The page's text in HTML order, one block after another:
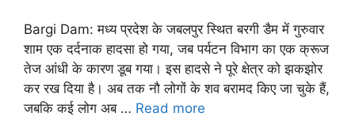
Bargi Dam: मध्य प्रदेश के जबलपुर स्थित बरगी डैम में गुरुवार
शाम एक दर्दनाक हादसा हो गया, जब पर्यटन विभाग का एक क्रूज
तेज आंधी के कारण डूब गया। इस हादसे ने पूरे क्षेत्र को झकझोर
कर रख दिया है। अब तक नौ लोगों के शव बरामद किए जा चुके हैं,
जबकि कई लोग अब … Read more